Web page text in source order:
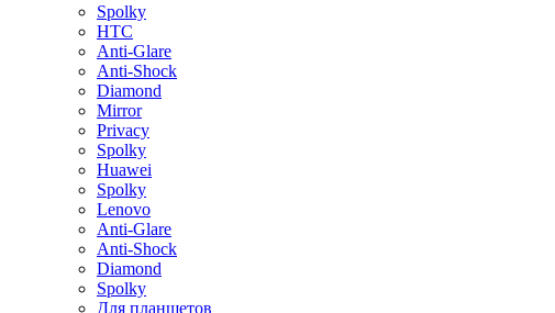
Spolky
HTC
Anti-Glare
Anti-Shock
Diamond
Mirror
Privacy
Spolky
Huawei
Spolky
Lenovo
Anti-Glare
Anti-Shock
Diamond
Spolky
Для планшетов